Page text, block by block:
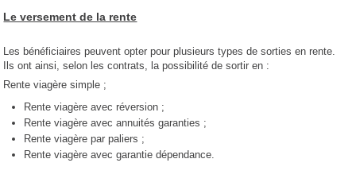
Le versement de la rente
Les bénéficiaires peuvent opter pour plusieurs types de sorties en rente.
Ils ont ainsi, selon les contrats, la possibilité de sortir en :
Rente viagère simple ;
Rente viagère avec réversion ;
Rente viagère avec annuités garanties ;
Rente viagère par paliers ;
Rente viagère avec garantie dépendance.